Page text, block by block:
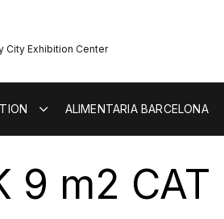
City Exhibition Center
ALIMENTARIA BARCELONA
9 m2 CAT